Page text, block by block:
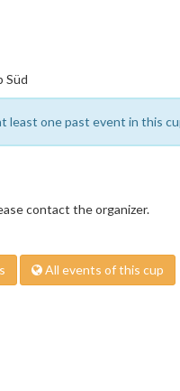
Süd
least one past event in this
contact the organizer.
All events of this cup